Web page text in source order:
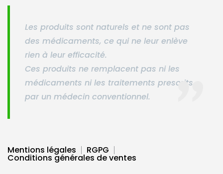
Les produits sont naturels et ne sont pas
des médicaments, ce qui ne leur enlève
rien à leur efficacité.
Ces produits ne remplacent pas ni les
médicaments ni les traitements prescrits
par un médecin conventionnel.
Mentions légales RGPG
Conditions générales de ventes